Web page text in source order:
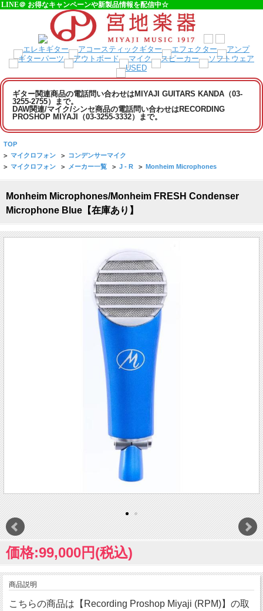
LINE＠ お得なキャンペーンや新製品情報を配信中☆
ギター関連商品の電話問い合わせはMIYAJI GUITARS KANDA（03-
3255-2755）まで。
DAW関連/マイク/シンセ商品の電話問い合わせはRECORDING
PROSHOP MIYAJI（03-3255-3332）まで。
TOP
> マイクロフォン > コンデンサーマイク
> マイクロフォン > メーカー一覧 > J - R > Monheim Microphones
Monheim Microphones/Monheim FRESH Condenser
Microphone Blue【在庫あり】
価格:99,000円(税込)
商品説明
こちらの商品は【Recording Proshop Miyaji (RPM)】の取